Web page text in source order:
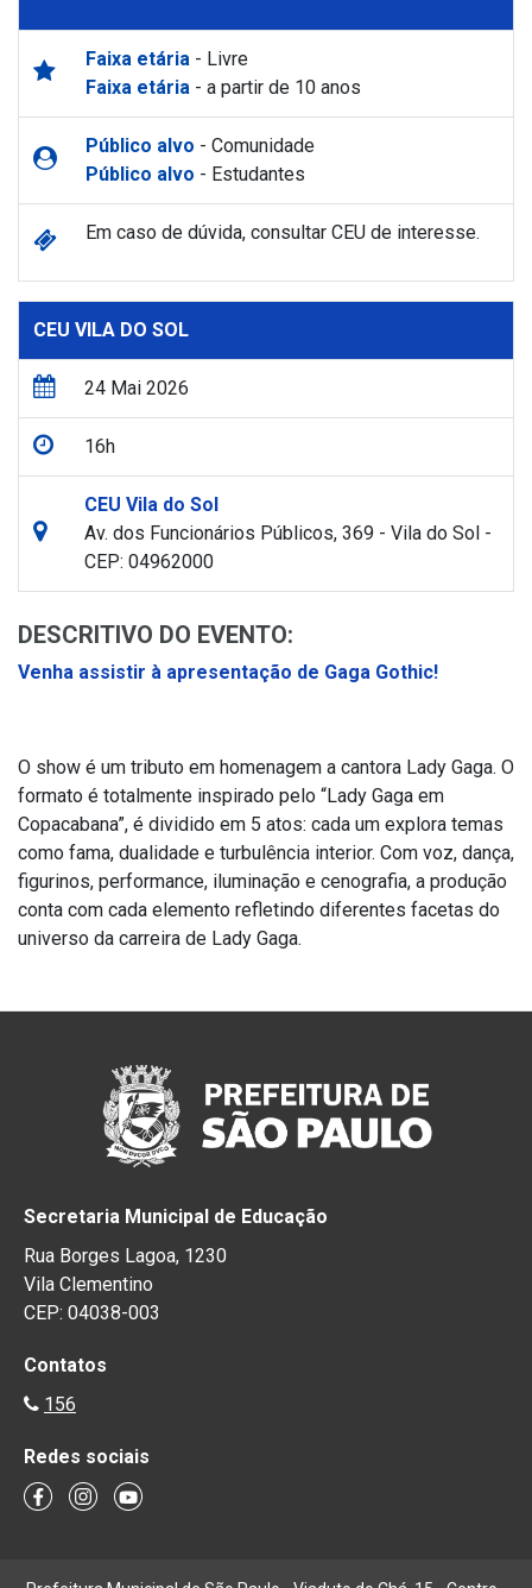
Faixa etária - Livre
Faixa etária - a partir de 10 anos
Público alvo - Comunidade
Público alvo - Estudantes
Em caso de dúvida, consultar CEU de interesse.
CEU VILA DO SOL
24 Mai 2026
16h
CEU Vila do Sol
Av. dos Funcionários Públicos, 369 - Vila do Sol -
CEP: 04962000
DESCRITIVO DO EVENTO:
Venha assistir à apresentação de Gaga Gothic!
O show é um tributo em homenagem a cantora Lady Gaga. O
formato é totalmente inspirado pelo “Lady Gaga em
Copacabana”, é dividido em 5 atos: cada um explora temas
como fama, dualidade e turbulência interior. Com voz, dança,
figurinos, performance, iluminação e cenografia, a produção
conta com cada elemento refletindo diferentes facetas do
universo da carreira de Lady Gaga.
Secretaria Municipal de Educação
Rua Borges Lagoa, 1230
Vila Clementino
CEP: 04038-003
Contatos
156
Redes sociais